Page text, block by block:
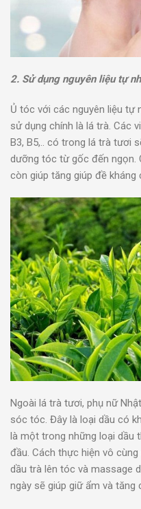
2. Sử dụng nguyên liệu tự
Ủ tóc với các nguyên liệu tự
sử dụng chính là lá trà. Các
B3, B5,.. có trong lá trà tươi
dưỡng tóc từ gốc đến ngọn.
còn giúp tăng giúp đề
Ngoài lá trà tươi, phụ nữ
sóc tóc. Đây là loại dầu có
là một trong những loại dầu
đầu. Cách thực hiện vô
dầu trà lên tóc và massage
ngày sẽ giúp giữ ẩm và